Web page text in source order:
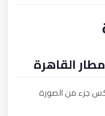
القاهرة
جزء من الصورة